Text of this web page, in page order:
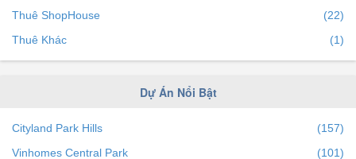
Thanh Hóa
(0)
(1)
Bình Phước
(0)
Lâm Đồng
(1)
Thuê ShopHouse
(22)
Thuê Khác
(1)
Dự Án Nổi Bật
Cityland Park Hills
(157)
Vinhomes Central Park
(101)